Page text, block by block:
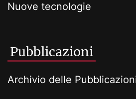
Nuove tecnologie
Pubblicazioni
Archivio delle